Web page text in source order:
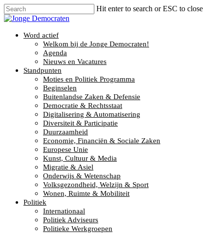
Hit enter to search or ESC to close
Word actief
Welkom bij de Jonge Democraten!
Agenda
Nieuws en Vacatures
Standpunten
Moties en Politiek Programma
Beginselen
Buitenlandse Zaken & Defensie
Democratie & Rechtsstaat
Digitalisering & Automatisering
Diversiteit & Participatie
Duurzaamheid
Economie, Financiën & Sociale Zaken
Europese Unie
Kunst, Cultuur & Media
Migratie & Asiel
Onderwijs & Wetenschap
Volksgezondheid, Welzijn & Sport
Wonen, Ruimte & Mobiliteit
Politiek
Internationaal
Politiek Adviseurs
Politieke Werkgroepen